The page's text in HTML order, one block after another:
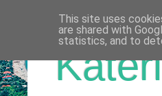
This site uses
are shared with
statistics, and to